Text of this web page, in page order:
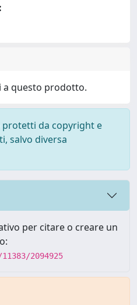
a questo prodotto.
protetti da copyright e
salvo diversa
per citare o creare un
2094925